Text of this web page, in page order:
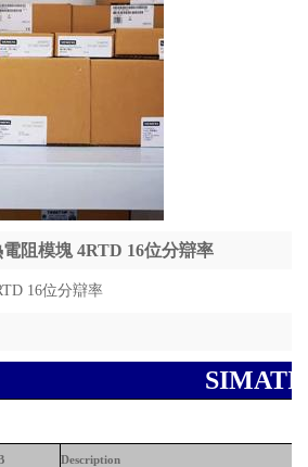
電阻模塊 4RTD 16位分辯率
16位分辯率
Description